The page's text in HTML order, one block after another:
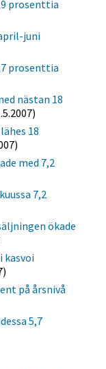
prosenttia
juni
prosenttia
nästan 18
18
med 7,2
7,2
ökade
kasvoi
på årsnivå
5,7